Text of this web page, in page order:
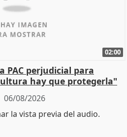
02:00
PAC perjudicial para
hay que protegerla"
06/08/2026